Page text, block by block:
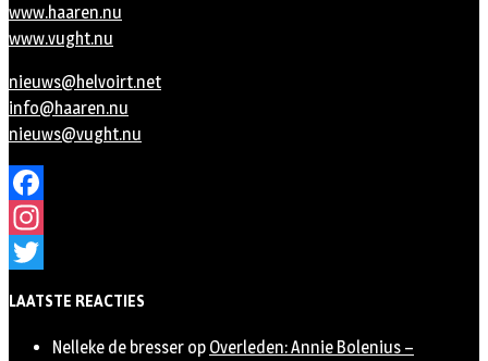
www.haaren.nu
www.vught.nu
nieuws@helvoirt.net
info@haaren.nu
nieuws@vught.nu
Facebook
Instagram
LAATSTE REACTIES
Nelleke de bresser op Overleden: Annie Bolenius –